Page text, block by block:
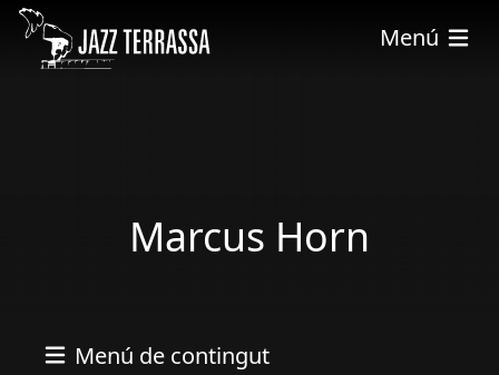
Vés al contingut
Menú
Marcus Horn
Menú de contingut